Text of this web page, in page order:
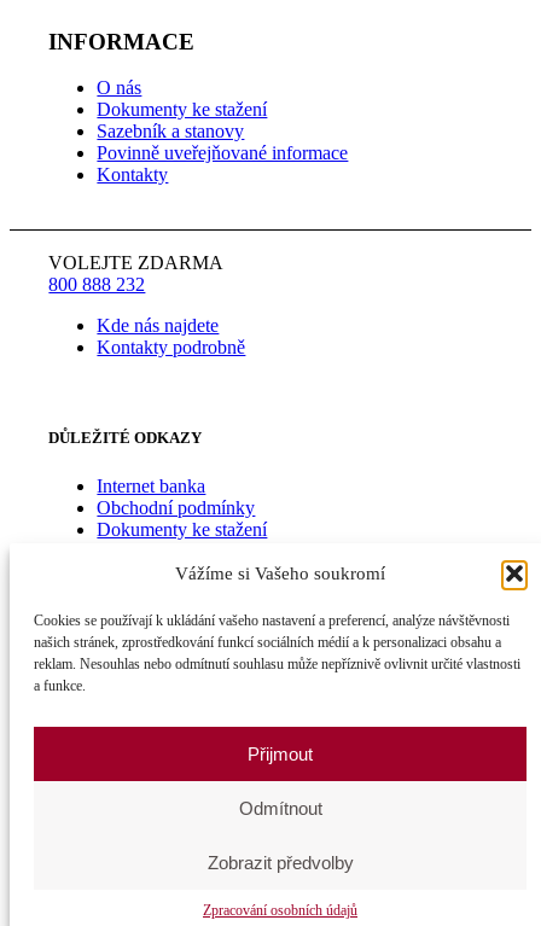
Vážíme si Vašeho soukromí
Cookies se používají k ukládání vašeho nastavení a preferencí, analýze návštěvnosti
našich stránek, zprostředkování funkcí sociálních médií a k personalizaci obsahu a
reklam. Nesouhlas nebo odmítnutí souhlasu může nepříznivě ovlivnit určité vlastnosti
a funkce.
Přijmout
Odmítnout
Zobrazit předvolby
Zpracování osobních údajů
INFORMACE
O nás
Dokumenty ke stažení
Sazebník a stanovy
Povinně uveřejňované informace
Kontakty
VOLEJTE ZDARMA
800 888 232
Kde nás najdete
Kontakty podrobně
DŮLEŽITÉ ODKAZY
Internet banka
Obchodní podmínky
Dokumenty ke stažení
BUĎME V KONTAKTU
Facebook
Copyright © 2002-2023 Peněžní dům, spořitelní družstvo |